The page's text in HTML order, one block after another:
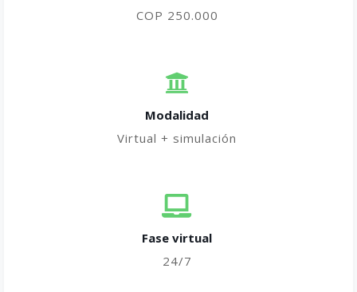
COP 250.000
Modalidad
Virtual + simulación
Fase virtual
24/7